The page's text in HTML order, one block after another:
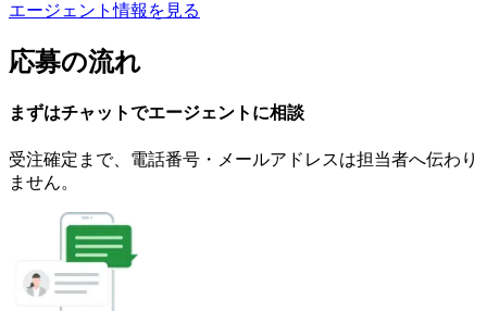
エージェント情報を見る
応募の流れ
まずはチャットでエージェント に相談
受注確定まで、 電話番号・メールアドレスは担当者へ伝わり
ません。